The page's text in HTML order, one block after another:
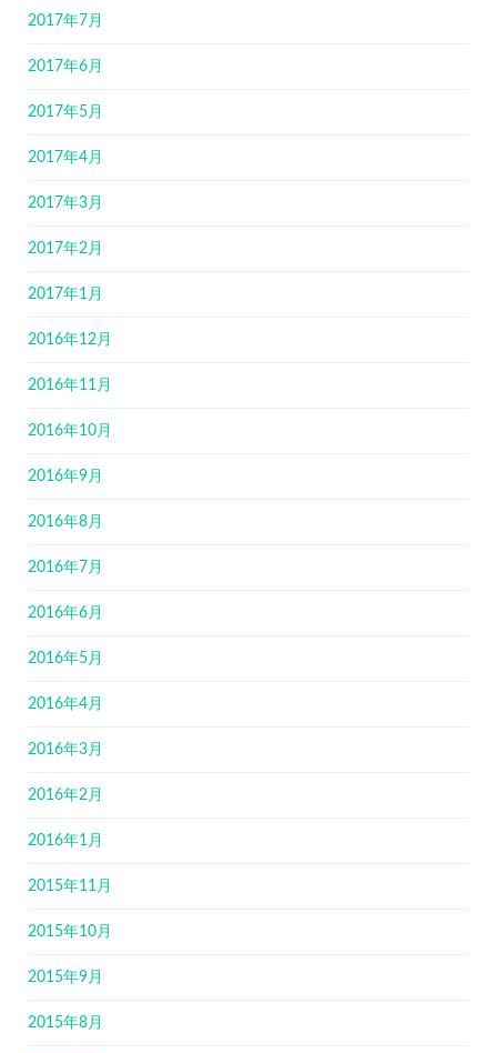
2017年7月
2017年6月
2017年5月
2017年4月
2017年3月
2017年2月
2017年1月
2016年12月
2016年11月
2016年10月
2016年9月
2016年8月
2016年7月
2016年6月
2016年5月
2016年4月
2016年3月
2016年2月
2016年1月
2015年11月
2015年10月
2015年9月
2015年8月